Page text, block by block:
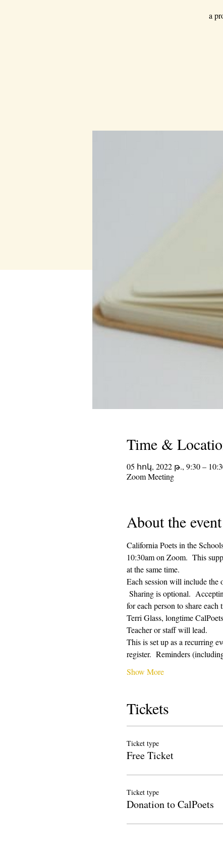
a
Time &
05 հոկ, 2022 թ., 9:30 –
Zoom Meeting
About the event
California Poets in the
10:30am on Zoom.  This
at the same time.
Each session will include
Sharing is optional.
for each person to share each
Terri Glass, longtime
Teacher or staff will lead.
This is set up as a recurring
register.  Reminders
Show More
Tickets
Ticket type
Free Ticket
Ticket type
Donation to CalPoets